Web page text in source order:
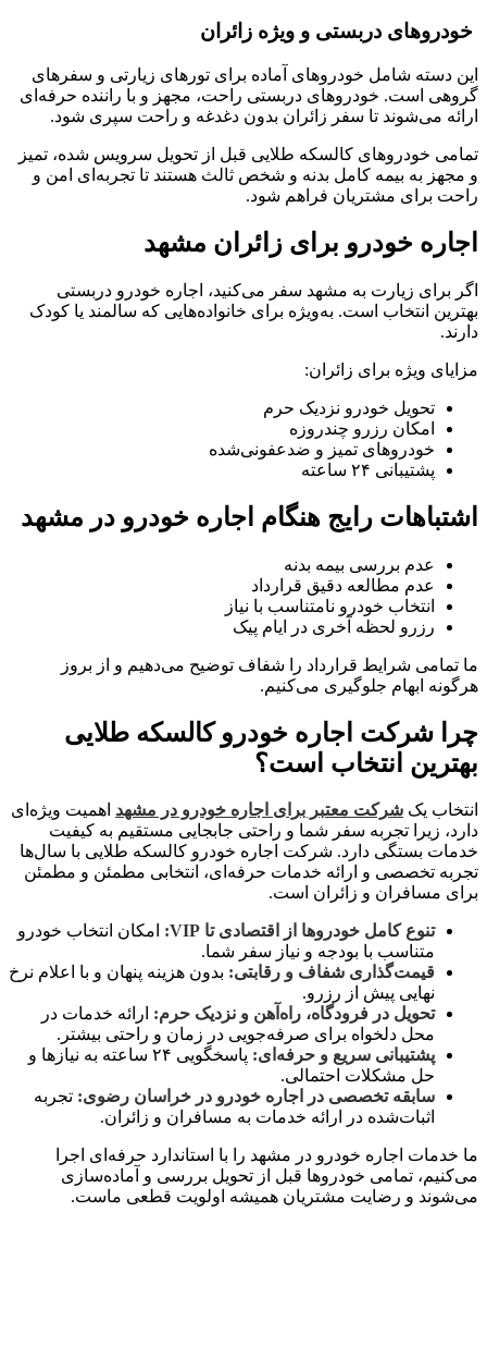
خودروهای دربستی و ویژه زائران
این دسته شامل خودروهای آماده برای تورهای زیارتی و سفرهای
گروهی است. خودروهای دربستی راحت، مجهز و با راننده حرفه‌ای
ارائه می‌شوند تا سفر زائران بدون دغدغه و راحت سپری شود.
تمامی خودروهای کالسکه طلایی قبل از تحویل سرویس شده، تمیز
و مجهز به بیمه کامل بدنه و شخص ثالث هستند تا تجربه‌ای امن و
راحت برای مشتریان فراهم شود.
اجاره خودرو برای زائران مشهد
اگر برای زیارت به مشهد سفر می‌کنید، اجاره خودرو دربستی
بهترین انتخاب است. به‌ویژه برای خانواده‌هایی که سالمند یا کودک
دارند.
مزایای ویژه برای زائران:
تحویل خودرو نزدیک حرم
امکان رزرو چندروزه
خودروهای تمیز و ضدعفونی‌شده
پشتیبانی ۲۴ ساعته
اشتباهات رایج هنگام اجاره خودرو در مشهد
عدم بررسی بیمه بدنه
عدم مطالعه دقیق قرارداد
انتخاب خودرو نامتناسب با نیاز
رزرو لحظه آخری در ایام پیک
ما تمامی شرایط قرارداد را شفاف توضیح می‌دهیم و از بروز
هرگونه ابهام جلوگیری می‌کنیم.
چرا شرکت اجاره خودرو کالسکه طلایی
بهترین انتخاب است؟
انتخاب یک شرکت معتبر برای اجاره خودرو در مشهد اهمیت ویژه‌ای
دارد، زیرا تجربه سفر شما و راحتی جابجایی مستقیم به کیفیت
خدمات بستگی دارد. شرکت اجاره خودرو کالسکه طلایی با سال‌ها
تجربه تخصصی و ارائه خدمات حرفه‌ای، انتخابی مطمئن و مطمئن
برای مسافران و زائران است.
تنوع کامل خودروها از اقتصادی تا VIP:
امکان انتخاب خودرو
متناسب با بودجه و نیاز سفر شما.
قیمت‌گذاری شفاف و رقابتی: بدون هزینه پنهان و با اعلام نرخ
نهایی پیش از رزرو.
تحویل در فرودگاه، راه‌آهن و نزدیک حرم: ارائه خدمات در
محل دلخواه برای صرفه‌جویی در زمان و راحتی بیشتر.
پشتیبانی سریع و حرفه‌ای:
پاسخگویی ۲۴ ساعته به نیازها و
حل مشکلات احتمالی.
سابقه تخصصی در اجاره خودرو در خراسان رضوی: تجربه
اثبات‌شده در ارائه خدمات به مسافران و زائران.
ما خدمات اجاره خودرو در مشهد را با استاندارد حرفه‌ای اجرا
می‌کنیم، تمامی خودروها قبل از تحویل بررسی و آماده‌سازی
می‌شوند و رضایت مشتریان همیشه اولویت قطعی ماست.